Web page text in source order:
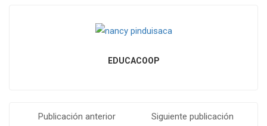
EDUCACOOP
Publicación anterior Siguiente publicación